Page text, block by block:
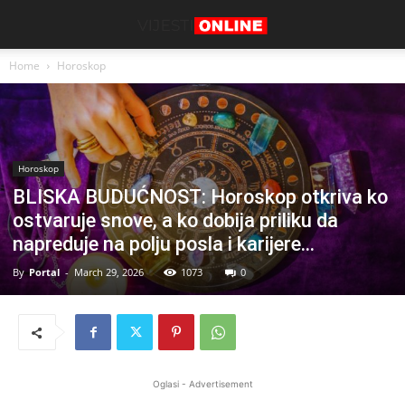
Home Horoskop
Horoskop
BLISKA BUDUĆNOST: Horoskop otkriva ko
ostvaruje snove, a ko dobija priliku da
napreduje na polju posla i karijere…
By Portal - March 29, 2026 1073 0
Oglasi - Advertisement